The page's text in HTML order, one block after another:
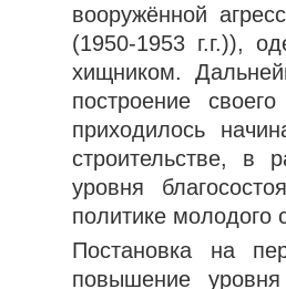
вооружённой
(1950-1953 г.г.)),
хищником.
построение
приходилось
строительстве, в
уровня
политике молодого
Постановка на
повышение